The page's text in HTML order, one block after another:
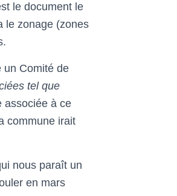
le document le
le zonage (zones
un Comité de
tel que
associée à ce
commune irait
nous paraît un
en mars